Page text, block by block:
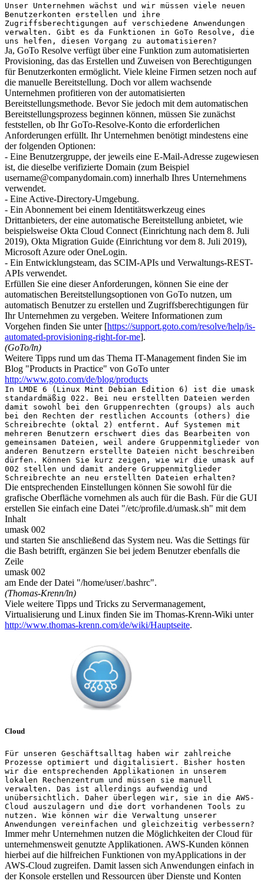
Unser Unternehmen wächst und wir müssen viele neuen
Benutzerkonten erstellen und ihre
Zugriffsberechtigungen auf verschiedene Anwendungen
verwalten. Gibt es da Funktionen in GoTo Resolve, die
uns helfen, diesen Vorgang zu automatisieren?
Ja, GoTo Resolve verfügt über eine Funktion zum automatisierten
Provisioning, das das Erstellen und Zuweisen von Berechtigungen
für Benutzerkonten ermöglicht. Viele kleine Firmen setzen noch auf
die manuelle Bereitstellung. Doch vor allem wachsende
Unternehmen profitieren von der automatisierten
Bereitstellungsmethode. Bevor Sie jedoch mit dem automatischen
Bereitstellungsprozess beginnen können, müssen Sie zunächst
feststellen, ob Ihr GoTo-Resolve-Konto die erforderlichen
Anforderungen erfüllt. Ihr Unternehmen benötigt mindestens eine
der folgenden Optionen:
- Eine Benutzergruppe, der jeweils eine E-Mail-Adresse zugewiesen
ist, die dieselbe verifizierte Domain (zum Beispiel
username@companydomain.com) innerhalb Ihres Unternehmens
verwendet.
- Eine Active-Directory-Umgebung.
- Ein Abonnement bei einem Identitätswerkzeug eines
Drittanbieters, der eine automatische Bereitstellung anbietet, wie
beispielsweise Okta Cloud Connect (Einrichtung nach dem 8. Juli
2019), Okta Migration Guide (Einrichtung vor dem 8. Juli 2019),
Microsoft Azure oder OneLogin.
- Ein Entwicklungsteam, das SCIM-APIs und Verwaltungs-REST-
APIs verwendet.
Erfüllen Sie eine dieser Anforderungen, können Sie eine der
automatischen Bereitstellungsoptionen von GoTo nutzen, um
automatisch Benutzer zu erstellen und Zugriffsberechtigungen für
Ihr Unternehmen zu vergeben. Weitere Informationen zum
Vorgehen finden Sie unter [https://support.goto.com/resolve/help/is-
automated-provisioning-right-for-me].
(GoTo/ln)
Weitere Tipps rund um das Thema IT-Management finden Sie im
Blog "Products in Practice" von GoTo unter
http://www.goto.com/de/blog/products
In LMDE 6 (Linux Mint Debian Edition 6) ist die umask
standardmäßig 022. Bei neu erstellten Dateien werden
damit sowohl bei den Gruppenrechten (groups) als auch
bei den Rechten der restlichen Accounts (others) die
Schreibrechte (oktal 2) entfernt. Auf Systemen mit
mehreren Benutzern erschwert dies das Bearbeiten von
gemeinsamen Dateien, weil andere Gruppenmitglieder von
anderen Benutzern erstellte Dateien nicht beschreiben
dürfen. Können Sie kurz zeigen, wie wir die umask auf
002 stellen und damit andere Gruppenmitglieder
Schreibrechte an neu erstellten Dateien erhalten?
Die entsprechenden Einstellungen können Sie sowohl für die
grafische Oberfläche vornehmen als auch für die Bash. Für die GUI
erstellen Sie einfach eine Datei "/etc/profile.d/umask.sh" mit dem
Inhalt
umask 002
und starten Sie anschließend das System neu. Was die Settings für
die Bash betrifft, ergänzen Sie bei jedem Benutzer ebenfalls die
Zeile
umask 002
am Ende der Datei "/home/user/.bashrc".
(Thomas-Krenn/ln)
Viele weitere Tipps und Tricks zu Servermanagement,
Virtualisierung und Linux finden Sie im Thomas-Krenn-Wiki unter
http://www.thomas-krenn.com/de/wiki/Hauptseite.
Cloud
Für unseren Geschäftsalltag haben wir zahlreiche
Prozesse optimiert und digitalisiert. Bisher hosten
wir die entsprechenden Applikationen in unserem
lokalen Rechenzentrum und müssen sie manuell
verwalten. Das ist allerdings aufwendig und
unübersichtlich. Daher überlegen wir, sie in die AWS-
Cloud auszulagern und die dort vorhandenen Tools zu
nutzen. Wie können wir die Verwaltung unserer
Anwendungen vereinfachen und gleichzeitig verbessern?
Immer mehr Unternehmen nutzen die Möglichkeiten der Cloud für
unternehmensweit genutzte Applikationen. AWS-Kunden können
hierbei auf die hilfreichen Funktionen von myApplications in der
AWS-Cloud zugreifen. Damit lassen sich Anwendungen einfach in
der Konsole erstellen und Ressourcen über Dienste und Konten